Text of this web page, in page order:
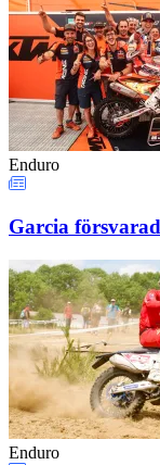
Enduro
Garcia
Enduro